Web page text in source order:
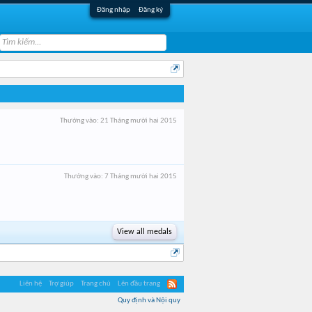
Đăng nhập Đăng ký
Thưởng vào: 21 Tháng mười hai 2015
Thưởng vào: 7 Tháng mười hai 2015
View all medals
Liên hệ Trợ giúp Trang chủ Lên đầu trang
Quy định và Nội quy